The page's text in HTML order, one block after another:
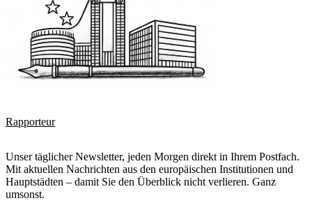
Rapporteur
Unser täglicher Newsletter, jeden Morgen direkt in Ihrem Postfach.
Mit aktuellen Nachrichten aus den europäischen Institutionen und
Hauptstädten – damit Sie den Überblick nicht verlieren. Ganz
umsonst.